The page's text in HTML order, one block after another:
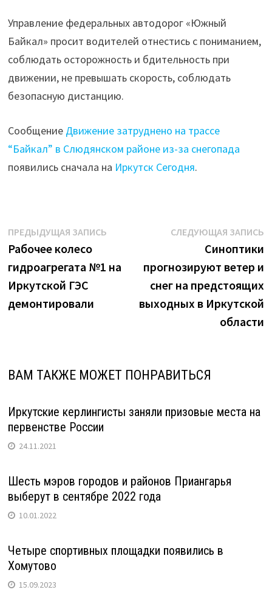
Управление федеральных автодорог «Южный
Байкал» просит водителей отнестись с пониманием,
соблюдать осторожность и бдительность при
движении, не превышать скорость, соблюдать
безопасную дистанцию.
Сообщение Движение затруднено на трассе
“Байкал” в Слюдянском районе из-за снегопада
появились сначала на Иркутск Сегодня.
Навигация
по
записям
ПРЕДЫДУЩАЯ ЗАПИСЬПредыдущая
Рабочее колесо
гидроагрегата №1 на
Иркутской ГЭС
демонтировали
СЛЕДУЮЩАЯ ЗАПИСЬ
Синоптики
прогнозируют ветер и
снег на предстоящих
выходных в Иркутской
области
ВАМ ТАКЖЕ МОЖЕТ ПОНРАВИТЬСЯ
Иркутские керлингисты заняли призовые места на
первенстве России
24.11.2021
Шесть мэров городов и районов Приангарья
выберут в сентябре 2022 года
10.01.2022
Четыре спортивных площадки появились в
Хомутово
15.09.2023